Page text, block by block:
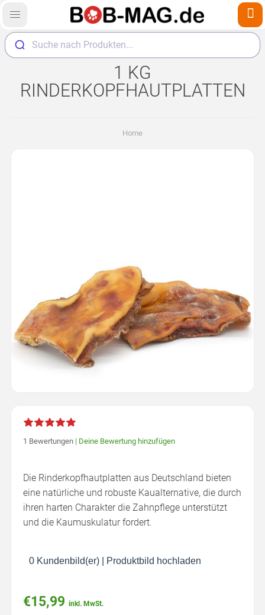
Suche nach Produkten...
1 KG
RINDERKOPFHAUTPLATTEN
Home
1 Bewertungen | Deine Bewertung hinzufügen
Die Rinderkopfhautplatten aus Deutschland bieten
eine natürliche und robuste Kaualternative, die durch
ihren harten Charakter die Zahnpflege unterstützt
und die Kaumuskulatur fordert.
0 Kundenbild(er) Produktbild hochladen
€15,99 inkl. MwSt.